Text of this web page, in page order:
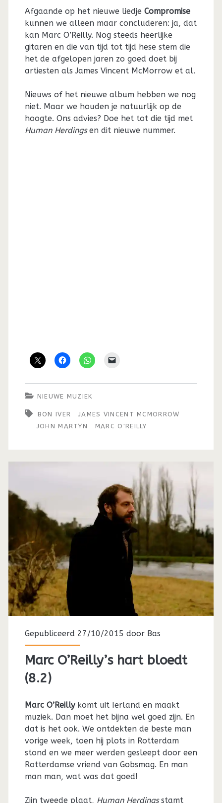
Afgaande op het nieuwe liedje Compromise
kunnen we alleen maar concluderen: ja, dat
kan Marc O’Reilly. Nog steeds heerlijke
gitaren en die van tijd tot tijd hese stem die
het de afgelopen jaren zo goed doet bij
artiesten als James Vincent McMorrow et al.
Nieuws of het nieuwe album hebben we nog
niet. Maar we houden je natuurlijk op de
hoogte. Ons advies? Doe het tot die tijd met
Human Herdingsen dit nieuwe nummer.
NIEUWE MUZIEK
BON IVER
JAMES VINCENT MCMORROW
JOHN MARTYN
MARC O'REILLY
Gepubliceerd 27/10/2015 door Bas
Marc O’Reilly’s hart bloedt
(8.2)
Marc O’Reillykomt uit Ierland en maakt
muziek. Dan moet het bijna wel goed zijn. En
dat is het ook. We ontdekten de beste man
vorige week, toen hij plots in Rotterdam
stond en we meer werden gesleept door een
Rotterdamse vriend van Gobsmag. En man
man man, wat was dat goed!
Zijn tweede plaat, Human Herdingsstamt